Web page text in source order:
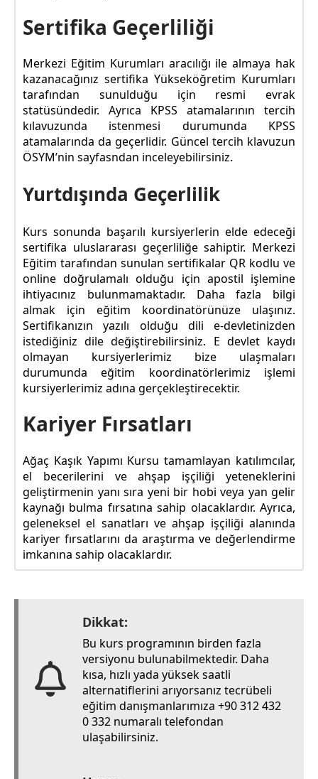
Sertifika Geçerliliği
Merkezi Eğitim Kurumları aracılığı ile almaya hak
kazanacağınız sertifika Yükseköğretim Kurumları
tarafından sunulduğu için resmi evrak
statüsündedir. Ayrıca KPSS atamalarının tercih
kılavuzunda istenmesi durumunda KPSS
atamalarında da geçerlidir. Güncel tercih klavuzun
ÖSYM’nin sayfasndan inceleyebilirsiniz.
Yurtdışında Geçerlilik
Kurs sonunda başarılı kursiyerlerin elde edeceği
sertifika uluslararası geçerliliğe sahiptir. Merkezi
Eğitim tarafından sunulan sertifikalar QR kodlu ve
online doğrulamalı olduğu için apostil işlemine
ihtiyacınız bulunmamaktadır. Daha fazla bilgi
almak için eğitim koordinatörünüze ulaşınız.
Sertifikanızın yazılı olduğu dili e-devletinizden
istediğiniz dile değiştirebilirsiniz. E devlet kaydı
olmayan kursiyerlerimiz bize ulaşmaları
durumunda eğitim koordinatörlerimiz işlemi
kursiyerlerimiz adına gerçekleştirecektir.
Kariyer Fırsatları
Ağaç Kaşık Yapımı Kursu tamamlayan katılımcılar,
el becerilerini ve ahşap işçiliği yeteneklerini
geliştirmenin yanı sıra yeni bir hobi veya yan gelir
kaynağı bulma fırsatına sahip olacaklardır. Ayrıca,
geleneksel el sanatları ve ahşap işçiliği alanında
kariyer fırsatlarını da araştırma ve değerlendirme
imkanına sahip olacaklardır.
Dikkat:
Bu kurs programının birden fazla
versiyonu bulunabilmektedir. Daha
kısa, hızlı yada yüksek saatli
alternatiflerini arıyorsanız tecrübeli
eğitim danışmanlarımıza +90 312 432
0 332 numaralı telefondan
ulaşabilirsiniz.